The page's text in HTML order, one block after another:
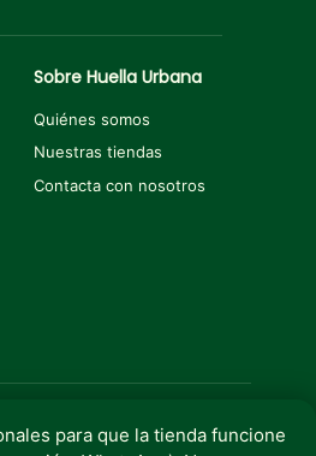
Sobre Huella Urbana
Quiénes somos
Nuestras tiendas
Contacta con nosotros
para que la tienda funcione